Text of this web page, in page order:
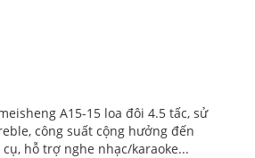
A15-15 loa đôi 4.5 tấc, sử
công suất cộng hưởng đến
cụ, hỗ trợ nghe nhạc/karaoke...